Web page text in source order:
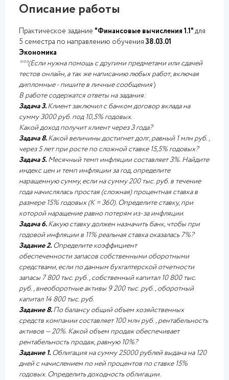
Описание работы
Практическое задание "Финансовые вычисления 1.1"для
5 семестра по направлению обучения 38.03.01
Экономика
***(Если нужна помощь с другими предметами или сдачей
тестов онлайн, а так же написанию любых работ, включая
дипломные - пишите в личные сообщения)
В работе содержатся ответы на задания:
Задача 3.Клиент заключил с банком договор вклада на
сумму 3000 руб. под 10,5% годовых.
Какой доход получит клиент через 3 года?
Задача 8.Какой величины достигнет долг, равный 1 млн руб.,
через 5 лет приросте по сложной ставке 15,5% годовых?
Задача 5. Месячный темп инфляции составляет 3%. Найдите
индекс цен и темп инфляции за год, определите
наращенную сумму, если на сумму 200 тыс. руб. в течение
года начислялась простая (сложная) процентная ставка в
размере 15% годовых (К = 360). Определите ставку, при
которой наращение равно потерям из-за инфляции.
Задача 6.Какую ставку должен назначить банк, чтобы при
годовой инфляции в 11% реальная ставка оказалась 7%?
Задание 2. Определите коэффициент
обеспеченности запасов собственными оборотными
средствами, если по данным бухгалтерской отчетности
запасы 7 800 тыс. руб., собственный капитал 10 800 тыс.
руб., внеоборотные активы 9 200 тыс. руб., оборотный
капитал 14 800 тыс. руб.
Задание 8.По балансу общий объем хозяйственных
средств компании составляет 100 млн руб., рентабельность
активов — 20%. Какой объем продаж обеспечивает
рентабельность продаж, равную 10%?
Задание 1. Облигация на сумму 25000 рублей выдана на 120
дней с начислением по ней процентов по ставке 15%
годовых. Определить доходность облигации.